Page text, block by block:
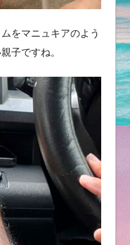
をマニュキアのよう
子ですね。